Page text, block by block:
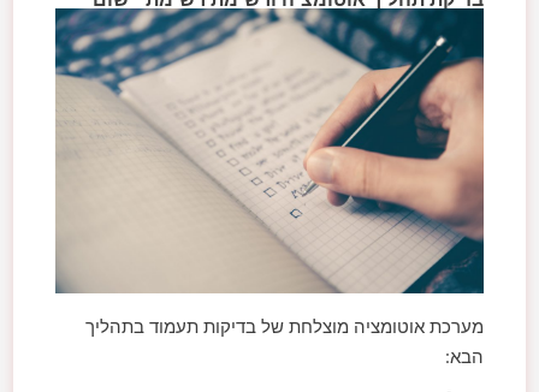
מערכת אוטומציה מוצלחת של בדיקות תעמוד בתהליך
הבא: